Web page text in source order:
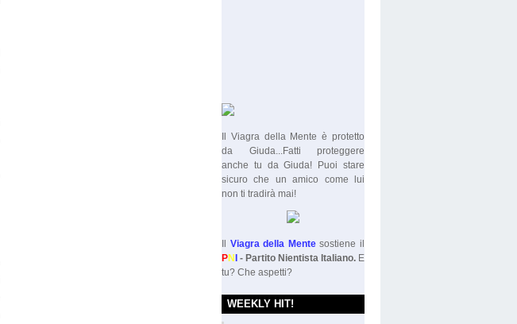
Il Viagra della Mente è protetto
da Giuda...Fatti proteggere
anche tu da Giuda! Puoi stare
sicuro che un amico come lui
non ti tradirà mai!
Il Viagra della Mentesostiene il
PNI - Partito Nientista Italiano. E
tu? Che aspetti?
WEEKLY HIT!